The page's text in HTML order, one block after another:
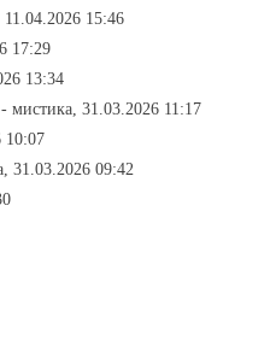
15:46
17:29
13:34
- мистика, 31.03.2026 11:17
10:07
31.03.2026 09:42